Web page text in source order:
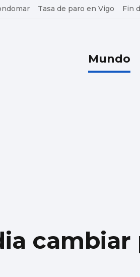
Tasa de paro en Vigo Fin
Mundo
cambiar